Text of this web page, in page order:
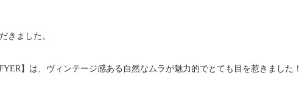
きました。
】は、ヴィンテージ感ある自然なムラが魅力的でとても目を惹きました！